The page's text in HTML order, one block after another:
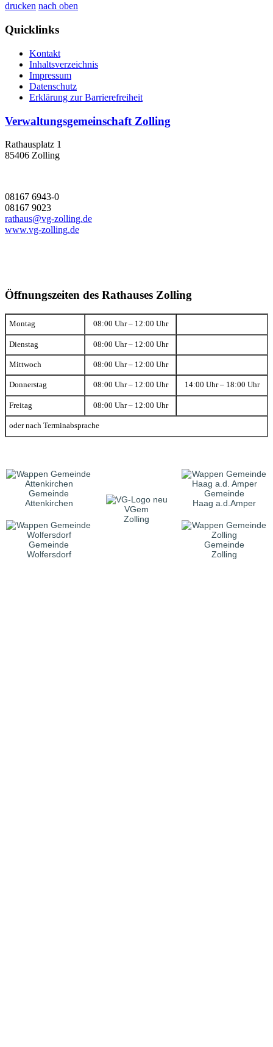
drucken nach oben
Quicklinks
Kontakt
Inhaltsverzeichnis
Impressum
Datenschutz
Erklärung zur Barrierefreiheit
Verwaltungsgemeinschaft Zolling
Rathausplatz 1
85406 Zolling
08167 6943-0
08167 9023
rathaus@vg-zolling.de
www.vg-zolling.de
Öffnungszeiten des Rathauses Zolling
Montag 08:00 Uhr – 12:00 Uhr
Dienstag 08:00 Uhr – 12:00 Uhr
Mittwoch 08:00 Uhr – 12:00 Uhr
Donnerstag 08:00 Uhr – 12:00 Uhr 14:00 Uhr – 18:00 Uhr
Freitag 08:00 Uhr – 12:00 Uhr
oder nach Terminabsprache
Gemeinde
Attenkirchen
VGem
Zolling
Gemeinde
Haag a.d.Amper
Gemeinde
Wolfersdorf
Gemeinde
Zolling